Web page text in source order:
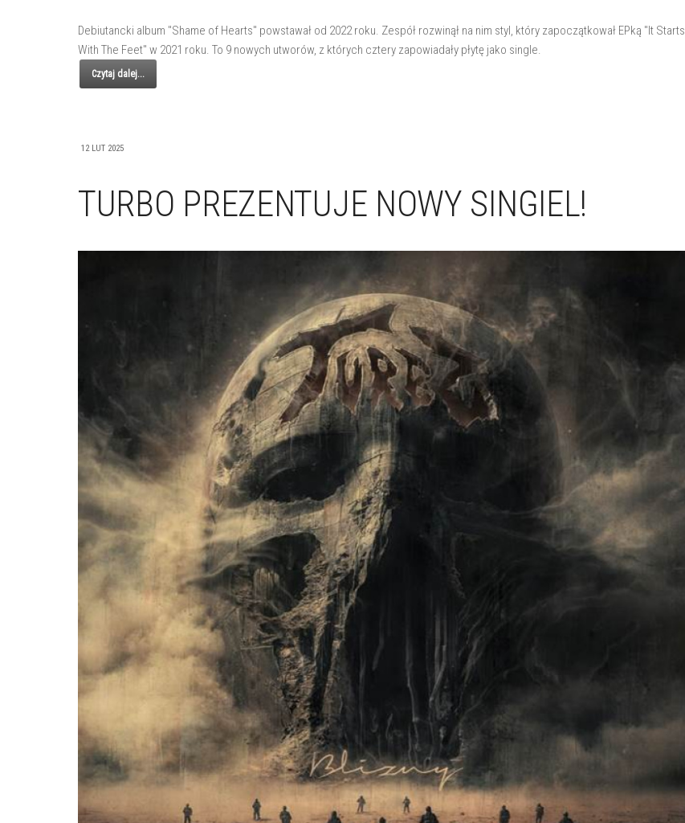
Debiutancki album "Shame of Hearts" powstawał od 2022 roku. Zespół rozwinął na nim styl, który zapoczątkował EPką "It Starts
With The Feet" w 2021 roku. To 9 nowych utworów, z których cztery zapowiadały płytę jako single.
Czytaj dalej...
12 LUT 2025
TURBO PREZENTUJE NOWY SINGIEL!